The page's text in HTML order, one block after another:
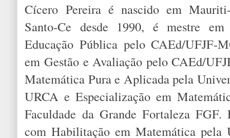
Cícero Pereira é nascido em
Santo-Ce desde 1990, é mestre
Educação Pública pelo CAEd/UFJF-
em Gestão e Avaliação pelo CAEd/
Matemática Pura e Aplicada pela
URCA e Especialização em
Faculdade da Grande Fortaleza FGF.
com Habilitação em Matemática pela